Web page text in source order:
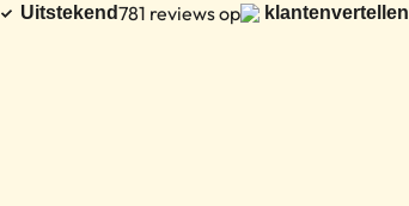
Uitstekend781 reviews op klantenvertellen